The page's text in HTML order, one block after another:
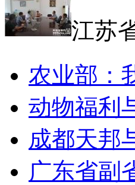
江苏
农业部：
动物福利
成都天邦
广东省副